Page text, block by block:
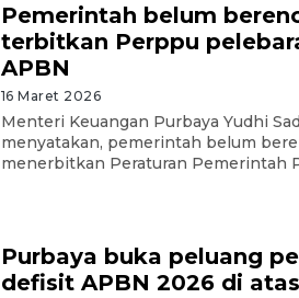
Pemerintah belum
terbitkan Perppu
APBN
16 Maret 2026
Menteri Keuangan Purbaya Yudhi
menyatakan, pemerintah belum
menerbitkan Peraturan Pemerintah
Purbaya buka peluang
defisit APBN 2026 di